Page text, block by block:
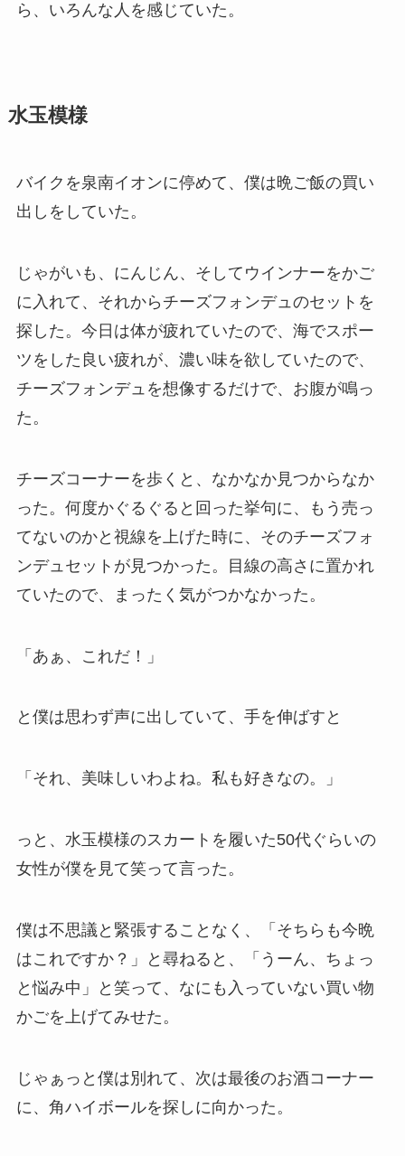
ら、いろんな人を感じていた。
水玉模様
バイクを泉南イオンに停めて、僕は晩ご飯の買い
出しをしていた。
じゃがいも、にんじん、そしてウインナーをかご
に入れて、それからチーズフォンデュのセットを
探した。今日は体が疲れていたので、海でスポー
ツをした良い疲れが、濃い味を欲していたので、
チーズフォンデュを想像するだけで、お腹が鳴っ
た。
チーズコーナーを歩くと、なかなか見つからなか
った。何度かぐるぐると回った挙句に、もう売っ
てないのかと視線を上げた時に、そのチーズフォ
ンデュセットが見つかった。目線の高さに置かれ
ていたので、まったく気がつかなかった。
「あぁ、これだ！」
と僕は思わず声に出していて、手を伸ばすと
「それ、美味しいわよね。私も好きなの。」
っと、水玉模様のスカートを履いた50代ぐらいの
女性が僕を見て笑って言った。
僕は不思議と緊張することなく、「そちらも今晩
はこれですか？」と尋ねると、「うーん、ちょっ
と悩み中」と笑って、なにも入っていない買い物
かごを上げてみせた。
じゃぁっと僕は別れて、次は最後のお酒コーナー
に、角ハイボールを探しに向かった。